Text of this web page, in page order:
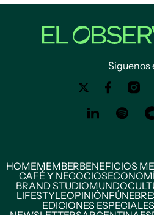
Siguenos
HOMEMEMBERBENEFICIOS
CAFÉ Y NEGOCIOS
BRAND STUDIOMUNDO
LIFESTYLEOPINIÓN
EDICIONES ESPECIALES